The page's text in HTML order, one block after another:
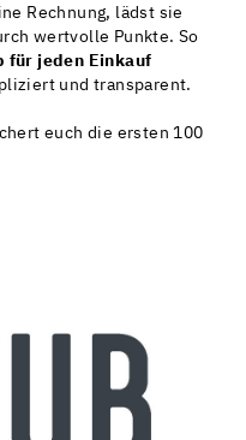
Rechnung, lädst sie
wertvolle Punkte. So
für jeden Einkauf
und transparent.
euch die ersten 100